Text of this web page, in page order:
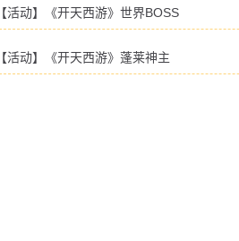
【活动】《开天西游》世界BOSS
【活动】《开天西游》蓬莱神主